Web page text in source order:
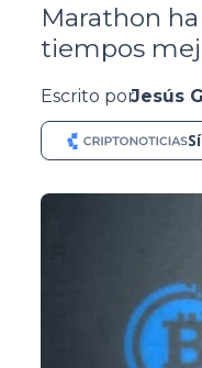
Marathon
tiempos
Escrito porJesús